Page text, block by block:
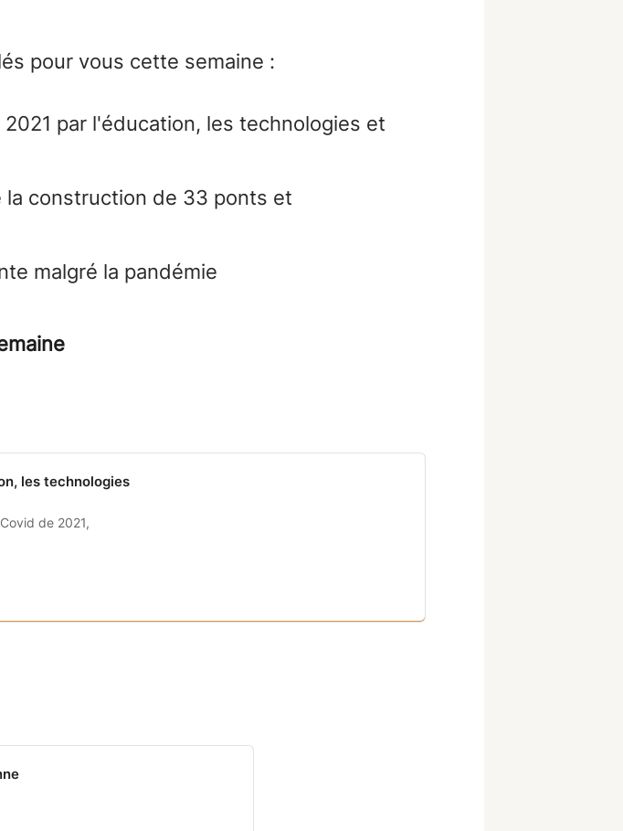
pour vous cette semaine :
par l'éducation, les technologies et
la construction de 33 ponts et
malgré la pandémie
les technologies
de 2021,